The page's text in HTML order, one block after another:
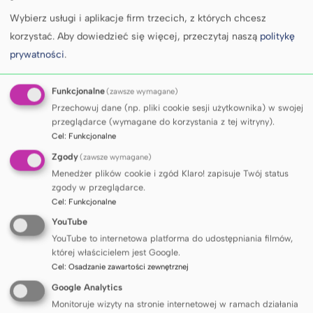
gdy dostęp do aparatury, specjalistów, czasu
i zasobów jest ograniczony.
W tym sensie medycyna kosmiczna jest również
medycyną zasobów rzadkich. Wymaga
opracowywania rozwiązań, które muszą być trafne,
bezpieczne i możliwe do zastosowania w warunkach
ograniczonego sprzętu, ograniczonego personelu
i ograniczonych możliwości natychmiastowej
interwencji. To właśnie dlatego pytania stawiane
w tej dziedzinie mają znaczenie nie tylko dla
eksploracji kosmosu, ale także dla medycyny na
Ziemi, od opieki w środowiskach odległych
i trudnodostępnych, przez medycynę ratunkową
i wojskową, po nowe podejścia do diagnostyki,
monitorowania i profilaktyki.
Środowisko kosmiczne stwarza unikalne warunki do
badania procesów biologicznych i fizjologicznych,
Wybierz usługi i aplikacje firm trzecich, z których chcesz
korzystać. Aby dowiedzieć się więcej, przeczytaj naszą politykę
prywatności.
Funkcjonalne(zawsze wymagane)
Przechowuj dane (np. pliki cookie sesji użytkownika) w swojej
przeglądarce (wymagane do korzystania z tej witryny).
Cel: Funkcjonalne
Zgody(zawsze wymagane)
Menedżer plików cookie i zgód Klaro! zapisuje Twój status
zgody w przeglądarce.
Cel: Funkcjonalne
YouTube
YouTube to internetowa platforma do udostępniania filmów,
której właścicielem jest Google.
Cel: Osadzanie zawartości zewnętrznej
Google Analytics
Monitoruje wizyty na stronie internetowej w ramach działania